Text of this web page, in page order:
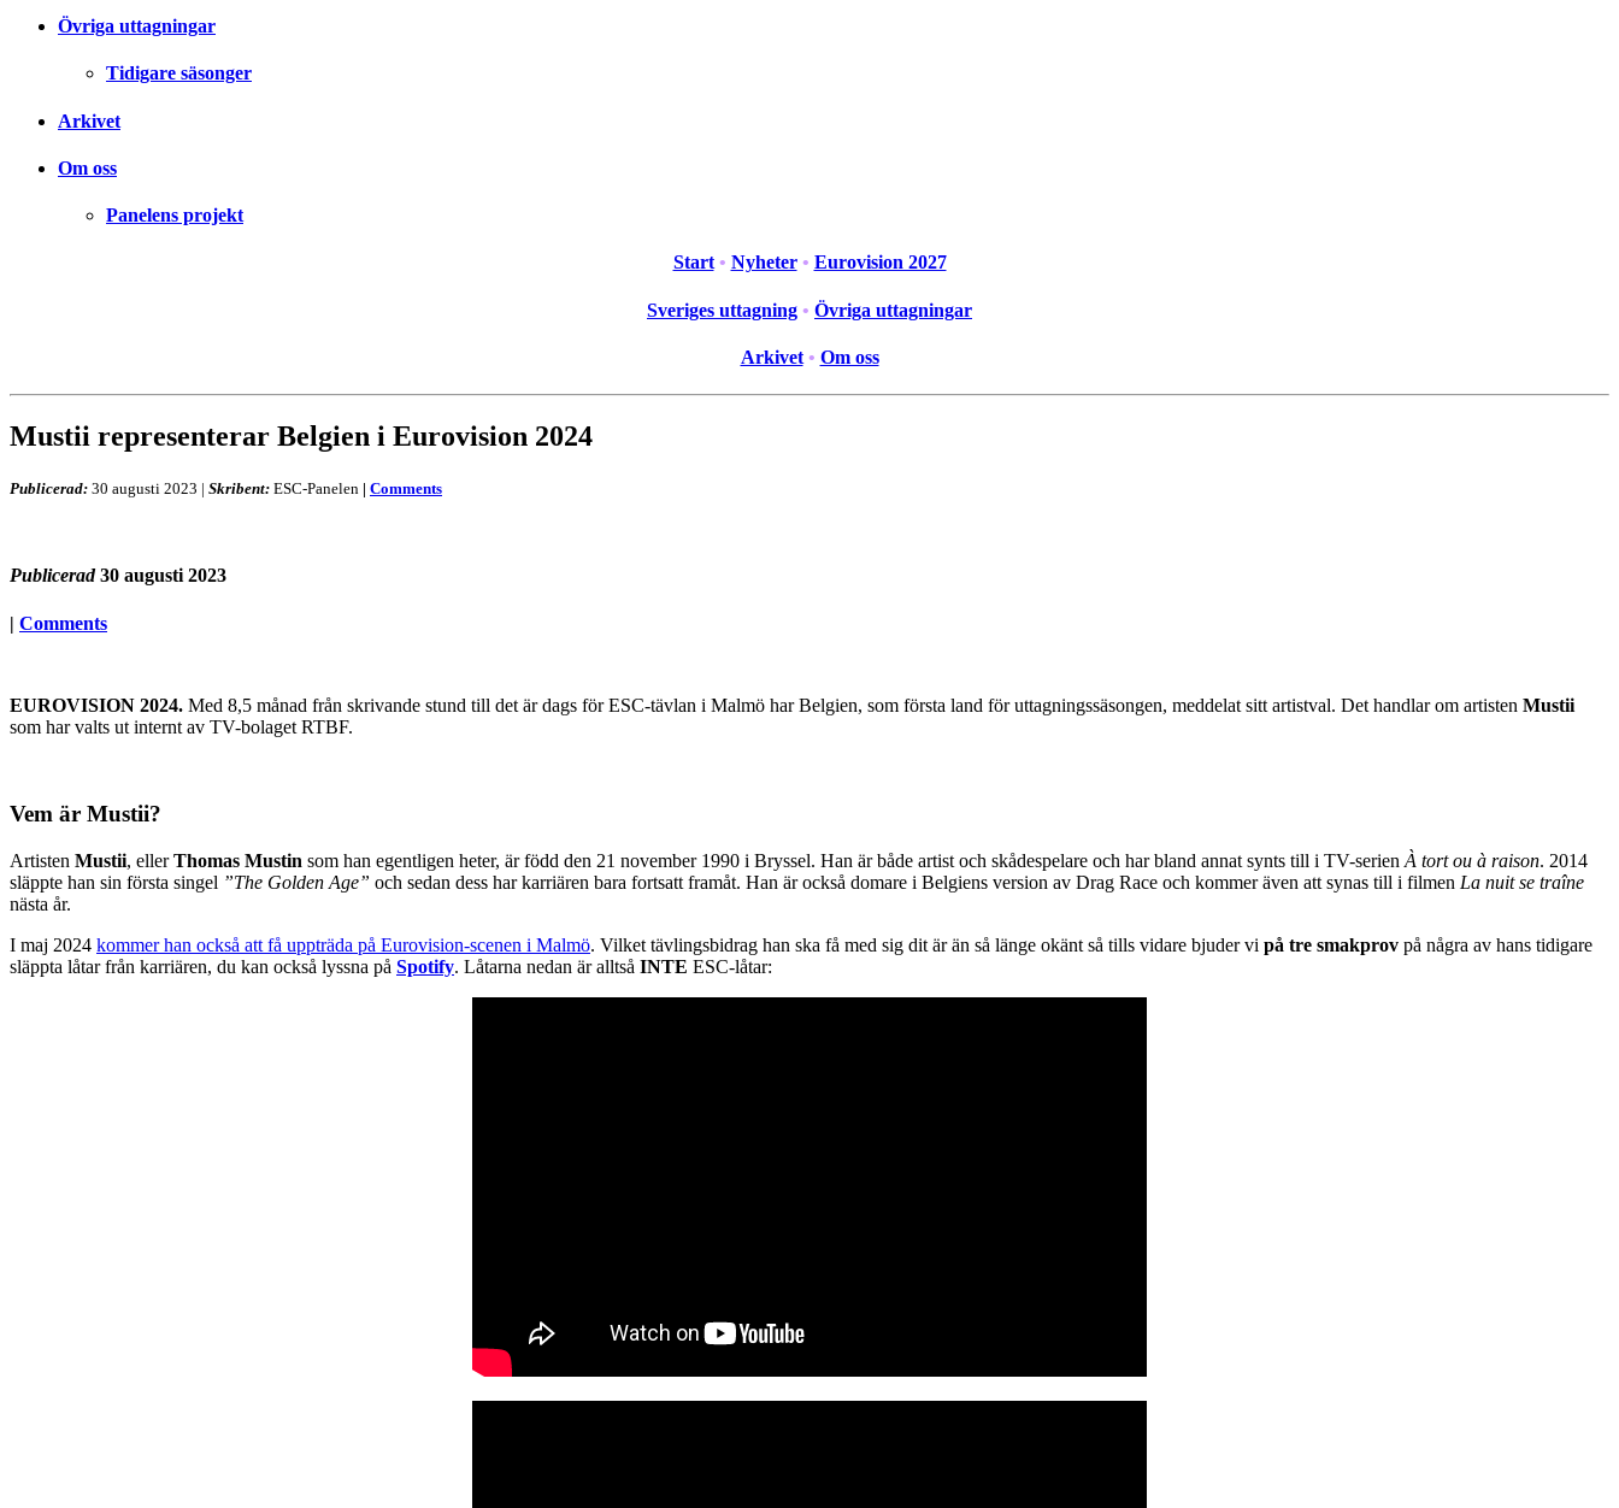
Övriga uttagningar
Tidigare säsonger
Arkivet
Om oss
Panelens projekt
Start • Nyheter • Eurovision 2027
Sveriges uttagning • Övriga uttagningar
Arkivet • Om oss
Mustii representerar Belgien i Eurovision 2024
Publicerad: 30 augusti 2023 | Skribent: ESC-Panelen | Comments
Publicerad 30 augusti 2023
| Comments
EUROVISION 2024. Med 8,5 månad från skrivande stund till det är dags för ESC-tävlan i Malmö har Belgien, som första land för uttagningssäsongen, meddelat sitt artistval. Det handlar om artisten Mustii
som har valts ut internt av TV-bolaget RTBF.
Vem är Mustii?
Artisten Mustii, ellerThomas Mustin som han egentligen heter, är född den 21 november 1990 i Bryssel. Han är både artist och skådespelare och har bland annat synts till i TV-serien À tort ou à raison. 2014
släppte han sin första singel ”The Golden Age” och sedan dess har karriären bara fortsatt framåt. Han är också domare i Belgiens version av Drag Race och kommer även att synas till i filmen La nuit se traîne
nästa år.
I maj 2024 kommer han också att få uppträda på Eurovision-scenen i Malmö. Vilket tävlingsbidrag han ska få med sig dit är än så länge okänt så tills vidare bjuder vi på tre smakprov på några av hans tidigare
släppta låtar från karriären, du kan också lyssna på Spotify. Låtarna nedan är alltså INTE ESC-låtar: